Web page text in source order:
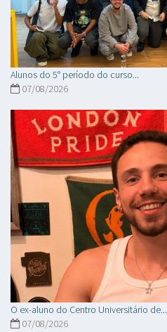
Alunos do 5° período do curso...
07/08/2026
O ex-aluno do Centro Universitário de...
07/08/2026